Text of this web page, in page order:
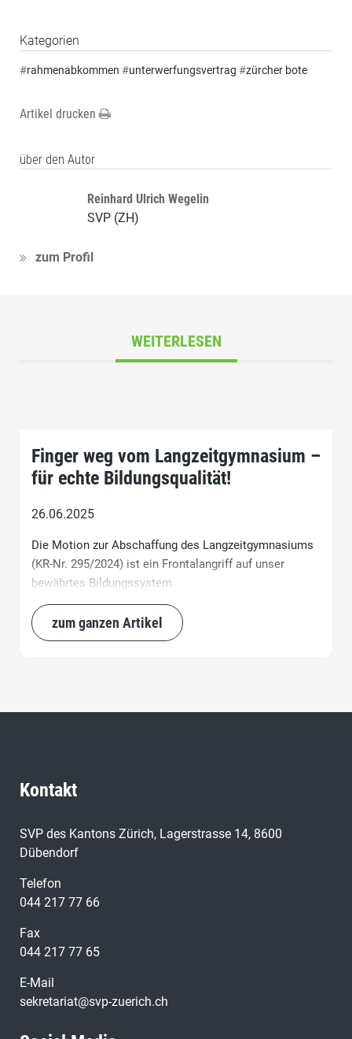
Kategorien
#rahmenabkommen #unterwerfungsvertrag #zürcher bote
Artikel drucken
über den Autor
Reinhard Ulrich Wegelin
SVP (ZH)
zum Profil
WEITERLESEN
Finger weg vom Langzeitgymnasium –
für echte Bildungsqualität!
26.06.2025
Die Motion zur Abschaffung des Langzeitgymnasiums
(KR-Nr. 295/2024) ist ein Frontalangriff auf unser
bewährtes Bildungssystem.
zum ganzen Artikel
Kontakt
SVP des Kantons Zürich, Lagerstrasse 14, 8600
Dübendorf
Telefon
044 217 77 66
Fax
044 217 77 65
E-Mail
sekretariat@svp-zuerich.ch